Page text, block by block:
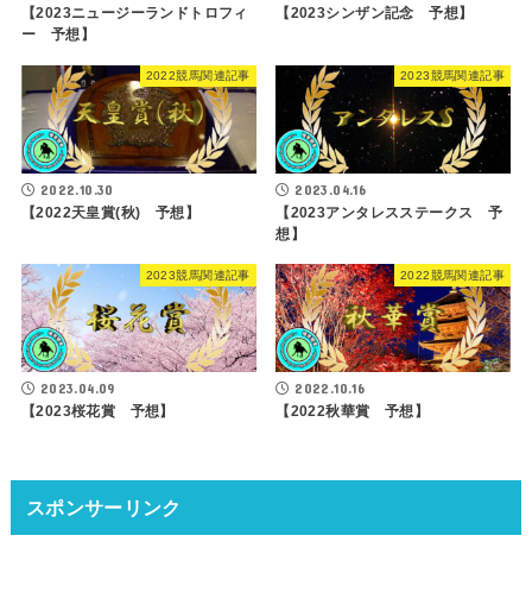
【2023ニュージーランドトロフィ
ー 予想】
【2023シンザン記念 予想】
2022競馬関連記事
2022.10.30
【2022天皇賞(秋) 予想】
2023競馬関連記事
2023.04.16
【2023アンタレスステークス 予
想】
2023競馬関連記事
2023.04.09
【2023桜花賞 予想】
2022競馬関連記事
2022.10.16
【2022秋華賞 予想】
スポンサーリンク